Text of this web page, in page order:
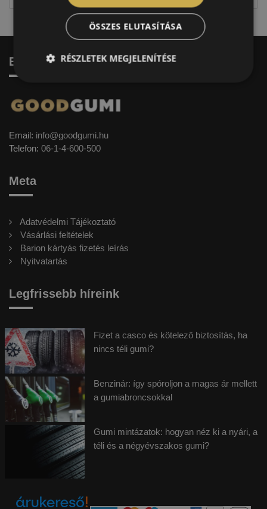
Elérhetőség
Email: info@goodgumi.hu
Telefon: 06-1-4-600-500
Meta
Adatvédelmi Tájékoztató
Vásárlási feltételek
Barion kártyás fizetés leírás
Nyitvatartás
Legfrissebb híreink
Fizet a casco és kötelező biztosítás, ha
nincs téli gumi?
Benzinár: így spóroljon a magas ár mellett
a gumiabroncsokkal
Gumi mintázatok: hogyan néz ki a nyári, a
téli és a négyévszakos gumi?
ÖSSZES ELUTASÍTÁSA
RÉSZLETEK MEGJELENÍTÉSE